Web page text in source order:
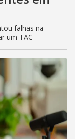
falhas na
um TAC